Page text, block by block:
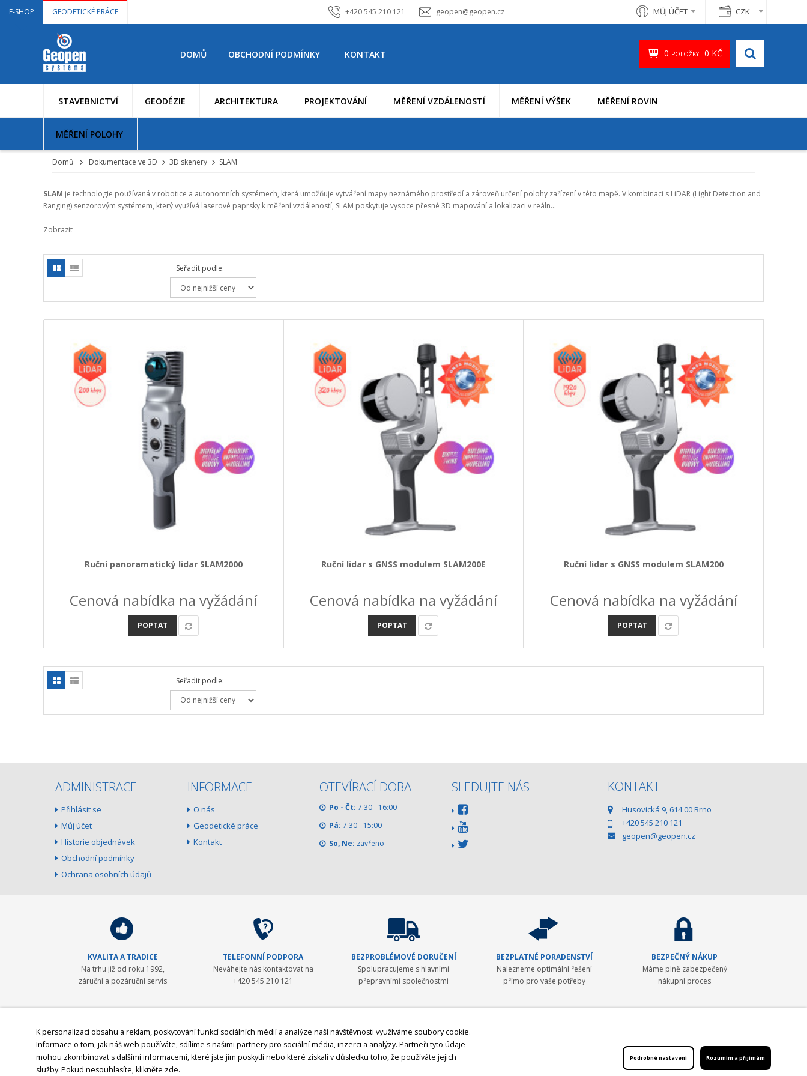
E-SHOP GEODETICKÉ PRÁCE +420 545 210 121 geopen@geopen.cz CZK
MŮJ ÚČET
DOMŮ OBCHODNÍ PODMÍNKY KONTAKT 0 POLOŽKY - 0 KČ
STAVEBNICTVÍ GEODÉZIE ARCHITEKTURA PROJEKTOVÁNÍ MĚŘENÍ VZDÁLENOSTÍ MĚŘENÍ VÝŠEK MĚŘENÍ ROVIN
MĚŘENÍ POLOHY
Domů Dokumentace ve 3D 3D skenery SLAM
SLAM je technologie používaná v robotice a autonomních systémech, která umožňuje vytváření mapy neznámého prostředí a zároveň určení polohy zařízení v této mapě. V kombinaci s LiDAR (Light Detection and
Ranging) senzorovým systémem, který využívá laserové paprsky k měření vzdáleností, SLAM poskytuje vysoce přesné 3D mapování a lokalizaci v reáln...
Zobrazit
Seřadit podle:
Ruční panoramatický lidar SLAM2000
Cenová nabídka na vyžádání
POPTAT
Ruční lidar s GNSS modulem SLAM200E
Cenová nabídka na vyžádání
POPTAT
Ruční lidar s GNSS modulem SLAM200
Cenová nabídka na vyžádání
POPTAT
Seřadit podle:
ADMINISTRACE
Přihlásit se
Můj účet
Historie objednávek
Obchodní podmínky
Ochrana osobních údajů
INFORMACE
O nás
Geodetické práce
Kontakt
OTEVÍRACÍ DOBA
Po - Čt: 7:30 - 16:00
Pá: 7:30 - 15:00
So, Ne: zavřeno
SLEDUJTE NÁS KONTAKT
Husovická 9, 614 00 Brno
+420 545 210 121
geopen@geopen.cz
K personalizaci obsahu a reklam, poskytování funkcí sociálních médií a analýze naší návštěvnosti využíváme soubory cookie.
Informace o tom, jak náš web používáte, sdílíme s našimi partnery pro sociální média, inzerci a analýzy. Partneři tyto údaje
mohou zkombinovat s dalšími informacemi, které jste jim poskytli nebo které získali v důsledku toho, že používáte jejich
služby.Pokud nesouhlasíte, klikněte zde.
Podrobné nastavení Rozumím a přijímám
KVALITA A TRADICE
Na trhu již od roku 1992,
záruční a pozáruční servis
TELEFONNÍ PODPORA
Neváhejte nás kontaktovat na
+420 545 210 121
BEZPROBLÉMOVÉ DORUČENÍ
Spolupracujeme s hlavními
přepravními společnostmi
BEZPLATNÉ PORADENSTVÍ
Nalezneme optimální řešení
přímo pro vaše potřeby
BEZPEČNÝ NÁKUP
Máme plně zabezpečený
nákupní proces
GEOPEN Systems
Společnost GEOPEN, s.r.o. byla založena v roce 1992 a od počátku se věnovala zavádění moderní měřické techniky ve stavebnictví a v geodézii. První světovou značkou, kterou společnost představila v ČR,
byl Pentax - přední japonský výrobce (nejen) geodetické techniky. Postupem času byla nabídka rozšířena o spolehlivá laserová zařízení Laser Alignment a Mikrofyn. S rozvojem satelitních systémů jsme v roce
2008 navázali spolupráci se společností
z USA. V posledních letech byly do naší nabídky přidány ještě lokátory podzemních vedení